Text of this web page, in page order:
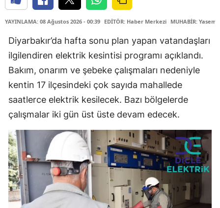
YAYINLAMA: 08 Ağustos 2026 - 00:39 EDİTÖR: Haber Merkezi MUHABİR:
Diyarbakır’da hafta sonu plan yapan vatandaşları
ilgilendiren elektrik kesintisi programı açıklandı.
Bakım, onarım ve şebeke çalışmaları nedeniyle
kentin 17 ilçesindeki çok sayıda mahallede
saatlerce elektrik kesilecek. Bazı bölgelerde
çalışmalar iki gün üst üste devam edecek.